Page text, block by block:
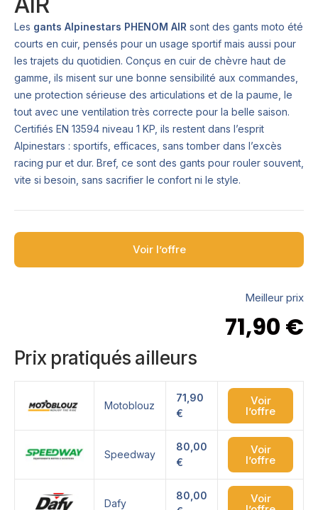
Les gants Alpinestars PHENOM AIR sont des gants moto été
courts en cuir, pensés pour un usage sportif mais aussi pour
les trajets du quotidien. Conçus en cuir de chèvre haut de
gamme, ils misent sur une bonne sensibilité aux commandes,
une protection sérieuse des articulations et de la paume, le
tout avec une ventilation très correcte pour la belle saison.
Certifiés EN 13594 niveau 1 KP, ils restent dans l’esprit
Alpinestars : sportifs, efficaces, sans tomber dans l’excès
racing pur et dur. Bref, ce sont des gants pour rouler souvent,
vite si besoin, sans sacrifier le confort ni le style.
Voir l’offre
Meilleur prix
71,90 €
Prix pratiqués ailleurs
Motoblouz
71,90
€
Voir
l’offre
Speedway
80,00
€
Voir
l’offre
Dafy
80,00
Voir